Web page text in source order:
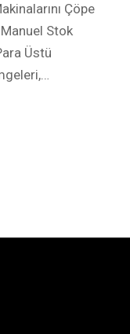
Çöpe
Stok
Üstü